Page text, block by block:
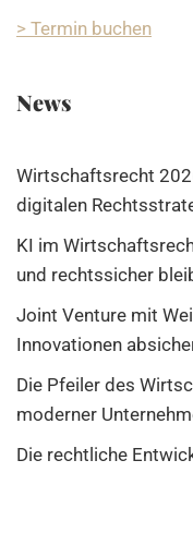
> Termin buchen
News
Wirtschaftsrecht
digitalen
KI im
und rechtssicher
Joint Venture mit
Innovationen
Die Pfeiler des
moderner
Die rechtliche